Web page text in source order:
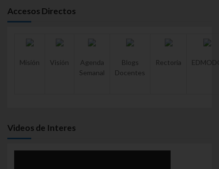
Accesos Directos
Misión Visión
Agenda
Semanal
Blogs
Docentes
Rectoria
Videos de Interes